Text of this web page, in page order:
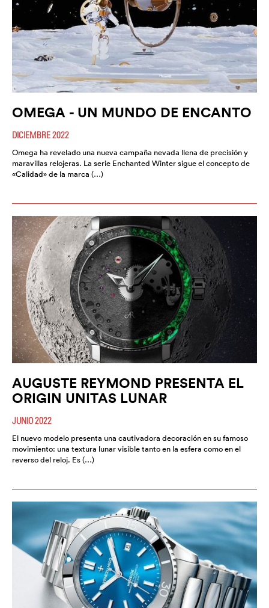
OMEGA - UN MUNDO DE ENCANTO
DICIEMBRE 2022
Omega ha revelado una nueva campaña nevada llena de precisión y
maravillas relojeras. La serie Enchanted Winter sigue el concepto de
«Calidad» de la marca (…)
AUGUSTE REYMOND PRESENTA EL
ORIGIN UNITAS LUNAR
JUNIO 2022
El nuevo modelo presenta una cautivadora decoración en su famoso
movimiento: una textura lunar visible tanto en la esfera como en el
reverso del reloj. Es (…)